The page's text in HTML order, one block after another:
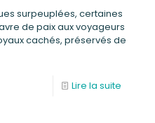
surpeuplées, certaines
de paix aux voyageurs
cachés, préservés de
Lire la suite